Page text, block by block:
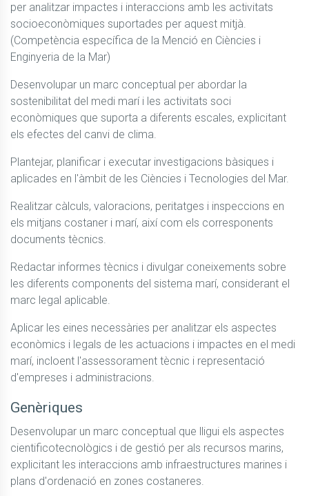
per analitzar impactes i interaccions amb les activitats
socioeconòmiques suportades per aquest mitjà.
(Competència específica de la Menció en Ciències i
Enginyeria de la Mar)
Desenvolupar un marc conceptual per abordar la
sostenibilitat del medi marí i les activitats soci
econòmiques que suporta a diferents escales, explicitant
els efectes del canvi de clima.
Plantejar, planificar i executar investigacions bàsiques i
aplicades en l'àmbit de les Ciències i Tecnologies del Mar.
Realitzar càlculs, valoracions, peritatges i inspeccions en
els mitjans costaner i marí, així com els corresponents
documents tècnics.
Redactar informes tècnics i divulgar coneixements sobre
les diferents components del sistema marí, considerant el
marc legal aplicable.
Aplicar les eines necessàries per analitzar els aspectes
econòmics i legals de les actuacions i impactes en el medi
marí, incloent l'assessorament tècnic i representació
d'empreses i administracions.
Genèriques
Desenvolupar un marc conceptual que lligui els aspectes
cientificotecnològics i de gestió per als recursos marins,
explicitant les interaccions amb infraestructures marines i
plans d'ordenació en zones costaneres.